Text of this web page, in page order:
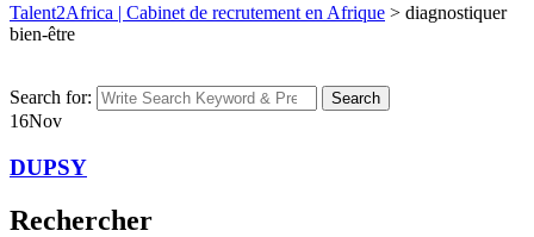
Talent2Africa | Cabinet de recrutement en Afrique > diagnostiquer
bien-être
Search for: Search
16Nov
DUPSY
Rechercher